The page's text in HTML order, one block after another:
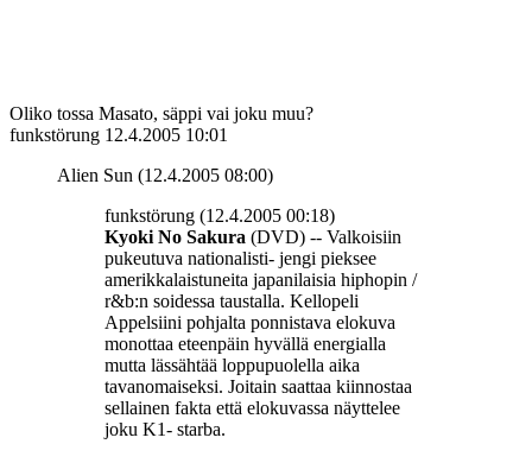
Oliko tossa Masato, säppi vai joku muu?
funkstörung 12.4.2005 10:01
Alien Sun (12.4.2005 08:00)
funkstörung (12.4.2005 00:18)
Kyoki No Sakura (DVD) -- Valkoisiin
pukeutuva nationalisti- jengi pieksee
amerikkalaistuneita japanilaisia hiphopin /
r&b:n soidessa taustalla. Kellopeli
Appelsiini pohjalta ponnistava elokuva
monottaa eteenpäin hyvällä energialla
mutta lässähtää loppupuolella aika
tavanomaiseksi. Joitain saattaa kiinnostaa
sellainen fakta että elokuvassa näyttelee
joku K1- starba.